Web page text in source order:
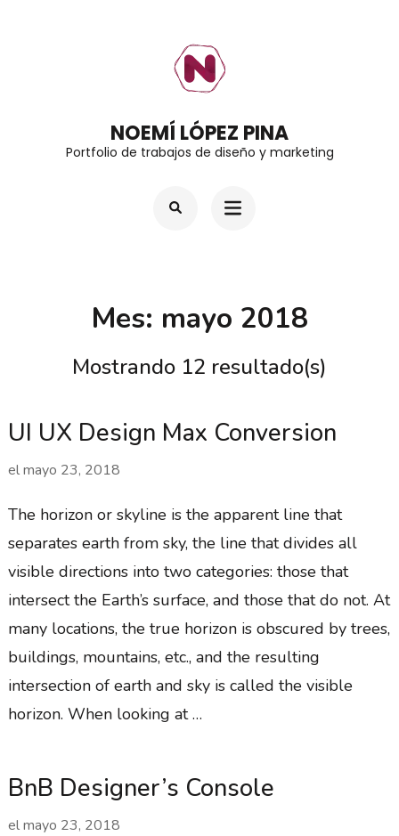
NOEMÍ LÓPEZ PINA
Portfolio de trabajos de diseño y marketing
Mes: mayo 2018
Mostrando 12 resultado(s)
UI UX Design Max Conversion
elmayo 23, 2018
The horizon or skyline is the apparent line that
separates earth from sky, the line that divides all
visible directions into two categories: those that
intersect the Earth’s surface, and those that do not. At
many locations, the true horizon is obscured by trees,
buildings, mountains, etc., and the resulting
intersection of earth and sky is called the visible
horizon. When looking at …
BnB Designer’s Console
elmayo 23, 2018